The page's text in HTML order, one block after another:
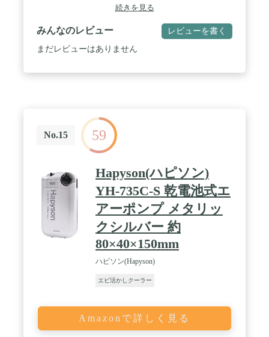
ではありません。音が非常に静かなエアーポンプを
期待される方はご遠慮ください。
続きを見る
みんなのレビュー レビューを書く
まだレビューはありません
No.15 59
Hapyson(ハピソン)
YH-735C-S 乾電池式エ
アーポンプ メタリッ
クシルバー 約
80×40×150mm
ハピソン(Hapyson)
エビ活かしクーラー
Amazonで詳しく見る